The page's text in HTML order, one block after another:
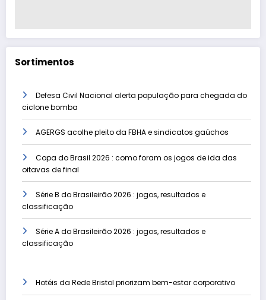
Sortimentos
Defesa Civil Nacional alerta população para chegada do
ciclone bomba
AGERGS acolhe pleito da FBHA e sindicatos gaúchos
Copa do Brasil 2026 : como foram os jogos de ida das
oitavas de final
Série B do Brasileirão 2026 : jogos, resultados e
classificação
Série A do Brasileirão 2026 : jogos, resultados e
classificação
Hotéis da Rede Bristol priorizam bem-estar corporativo